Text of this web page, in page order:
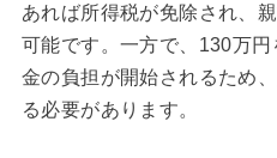
あれば所得税が免除され、
可能です。一方で、130万
金の負担が開始されるため
る必要があります。